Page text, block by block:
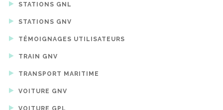
STATIONS GNL
STATIONS GNV
TÉMOIGNAGES UTILISATEURS
TRAIN GNV
TRANSPORT MARITIME
VOITURE GNV
VOITURE GPL